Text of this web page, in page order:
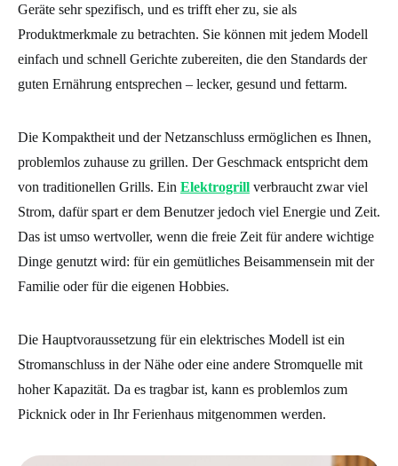
Geräte sehr spezifisch, und es trifft eher zu, sie als
Produktmerkmale zu betrachten. Sie können mit jedem Modell
einfach und schnell Gerichte zubereiten, die den Standards der
guten Ernährung entsprechen – lecker, gesund und fettarm.
Die Kompaktheit und der Netzanschluss ermöglichen es Ihnen,
problemlos zuhause zu grillen. Der Geschmack entspricht dem
von traditionellen Grills. Ein Elektrogrill verbraucht zwar viel
Strom, dafür spart er dem Benutzer jedoch viel Energie und Zeit.
Das ist umso wertvoller, wenn die freie Zeit für andere wichtige
Dinge genutzt wird: für ein gemütliches Beisammensein mit der
Familie oder für die eigenen Hobbies.
Die Hauptvoraussetzung für ein elektrisches Modell ist ein
Stromanschluss in der Nähe oder eine andere Stromquelle mit
hoher Kapazität. Da es tragbar ist, kann es problemlos zum
Picknick oder in Ihr Ferienhaus mitgenommen werden.